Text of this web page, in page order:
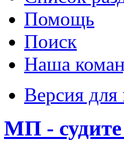
Помощь
Поиск
Наша
Версия для
МП -